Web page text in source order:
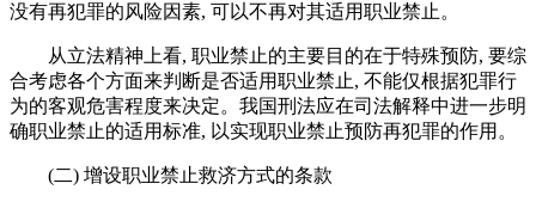
没有再犯罪的风险因素, 可以不再对其适用职业禁止。
从立法精神上看, 职业禁止的主要目的在于特殊预防, 要综
合考虑各个方面来判断是否适用职业禁止, 不能仅根据犯罪行
为的客观危害程度来决定。我国刑法应在司法解释中进一步明
确职业禁止的适用标准, 以实现职业禁止预防再犯罪的作用。
(二) 增设职业禁止救济方式的条款